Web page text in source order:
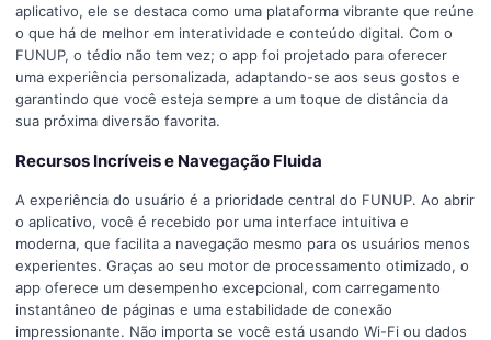
aplicativo, ele se destaca como uma plataforma vibrante que reúne
o que há de melhor em interatividade e conteúdo digital. Com o
FUNUP, o tédio não tem vez; o app foi projetado para oferecer
uma experiência personalizada, adaptando-se aos seus gostos e
garantindo que você esteja sempre a um toque de distância da
sua próxima diversão favorita.
Recursos Incríveis e Navegação Fluida
A experiência do usuário é a prioridade central do FUNUP. Ao abrir
o aplicativo, você é recebido por uma interface intuitiva e
moderna, que facilita a navegação mesmo para os usuários menos
experientes. Graças ao seu motor de processamento otimizado, o
app oferece um desempenho excepcional, com carregamento
instantâneo de páginas e uma estabilidade de conexão
impressionante. Não importa se você está usando Wi-Fi ou dados